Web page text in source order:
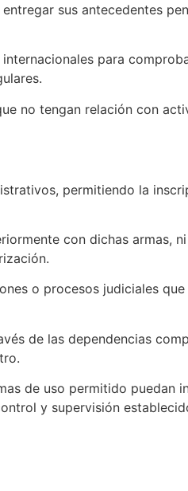
sus antecedentes
para
no tengan relación con
permitiendo la
con dichas armas,
o procesos judiciales que
de las dependencias
de uso permitido puedan
y supervisión